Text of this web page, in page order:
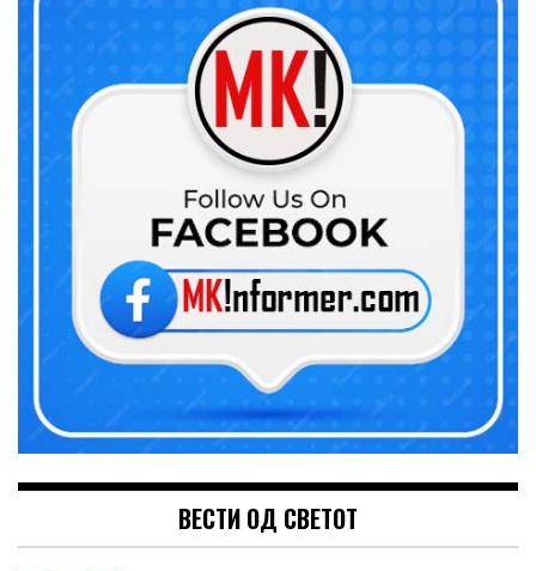
ВЕСТИ ОД СВЕТОТ